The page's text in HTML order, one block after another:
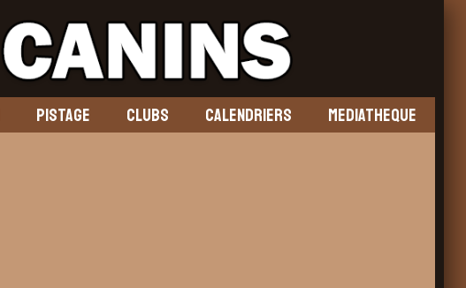
PISTAGE CLUBS CALENDRIERS MEDIATHEQUE